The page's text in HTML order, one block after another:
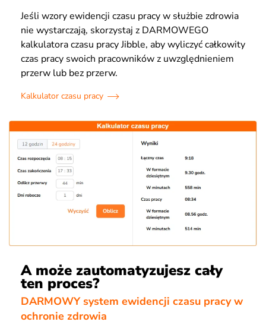
Jeśli wzory ewidencji czasu pracy w służbie zdrowia
nie wystarczają, skorzystaj z DARMOWEGO
kalkulatora czasu pracy Jibble, aby wyliczyć całkowity
czas pracy swoich pracowników z uwzględnieniem
przerw lub bez przerw.
Kalkulator czasu pracy
A może zautomatyzujesz cały
ten proces?
DARMOWY system ewidencji czasu pracy w
ochronie zdrowia